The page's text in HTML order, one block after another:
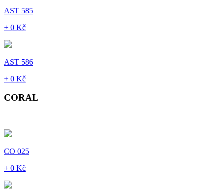
AST 585
+ 0 Kč
AST 586
+ 0 Kč
CORAL
CO 025
+ 0 Kč